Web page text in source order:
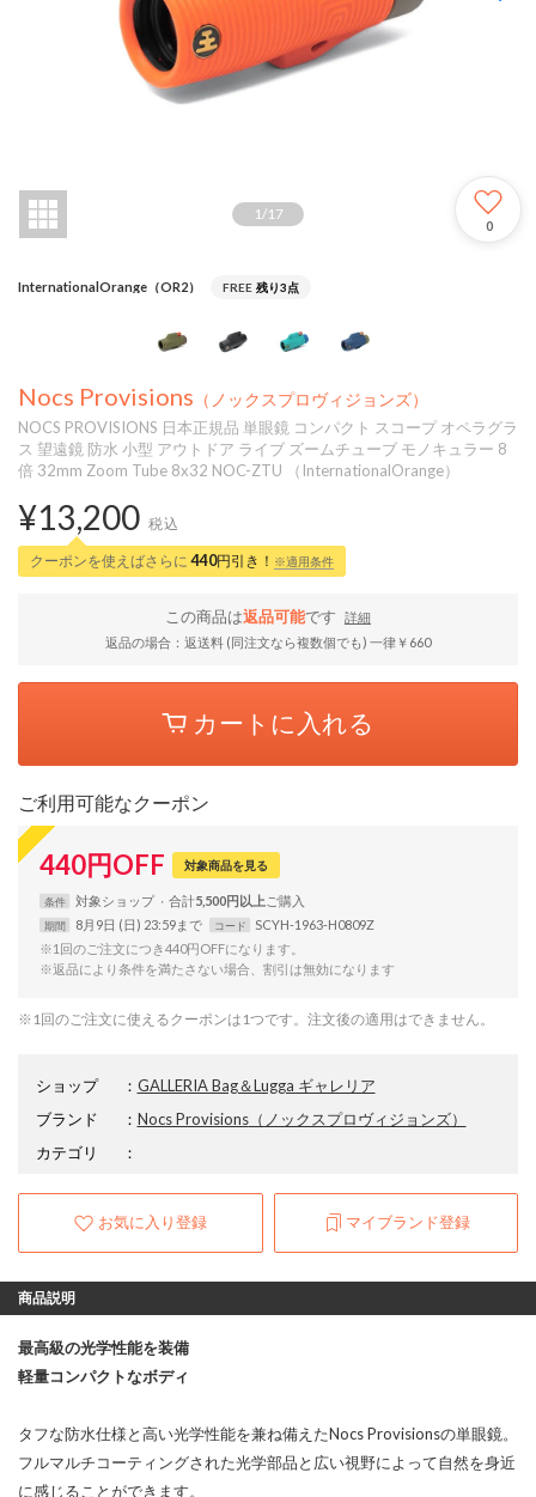
1 /17
0
InternationalOrange（OR2） FREE 残り3点
Nocs Provisions （ノックスプロヴィジョンズ）
NOCS PROVISIONS 日本正規品 単眼鏡 コンパクト スコープ オペラグラ
ス 望遠鏡 防水 小型 アウトドア ライブ ズームチューブ モノキュラー 8
倍 32mm Zoom Tube 8x32 NOC-ZTU （InternationalOrange）
¥13,200 税込
クーポンを使えばさらに 440円引き！ ※適用条件
この商品は返品可能です
詳細
返品の場合：返送料 (同注文なら複数個でも) 一律￥660
カートに入れる
ご利用可能なクーポン
440円OFF 対象商品を見る
条件 対象ショップ 合計5,500円以上
期間 8月9日 (日) 23:59まで コード
SCYH-1963-H0809Z
※1回のご注文につき440円OFFになります。
※返品により条件を満たさない場合、割引は無効になります
※1回のご注文に使えるクーポンは1つです。注文後の適用はできません。
ショップ ： GALLERIA Bag＆Lugga ギャレリア
ブランド
： Nocs Provisions（ノックスプロヴィジョンズ）
カテゴリ
：
お気に入り登録 マイブランド登録
商品説明
最高級の光学性能を装備
軽量コンパクトなボディ
タフな防水仕様と高い光学性能を兼ね備えたNocs Provisionsの単眼鏡。
フルマルチコーティングされた光学部品と広い視野によって自然を身近
に感じることができます。